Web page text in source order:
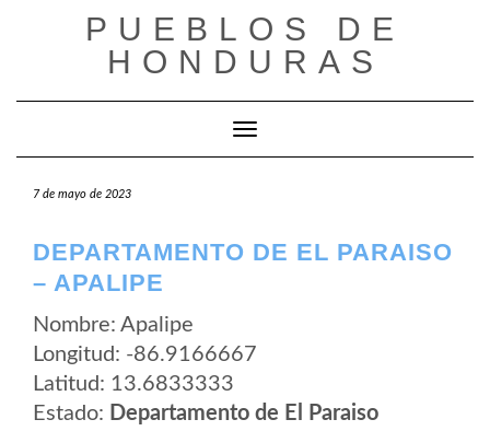
PUEBLOS DE
HONDURAS
Cambiar modo de navegación
7 de mayo de 2023
DEPARTAMENTO DE EL PARAISO
– APALIPE
Nombre: Apalipe
Longitud: -86.9166667
Latitud: 13.6833333
Estado: Departamento de El Paraiso